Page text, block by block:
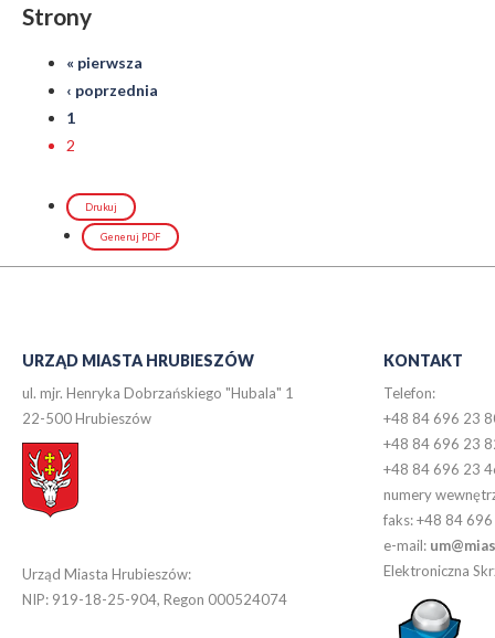
Strony
« pierwsza
‹ poprzednia
1
2
Drukuj
Generuj PDF
URZĄD MIASTA HRUBIESZÓW
ul. mjr. Henryka Dobrzańskiego "Hubala" 1
22-500 Hrubieszów
Urząd Miasta Hrubieszów:
NIP: 919-18-25-904, Regon 000524074
KONTAKT
Telefon:
+48 84 696 23
+48 84 696 23
+48 84 696 23
numery
faks: +48 84
e-mail:
Elektroniczna